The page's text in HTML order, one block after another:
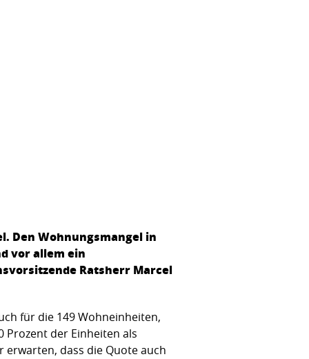
Den Wohnungsmangel in
vor allem ein
Ratsherr Marcel
für die 149 Wohneinheiten,
Prozent der Einheiten als
dass die Quote auch